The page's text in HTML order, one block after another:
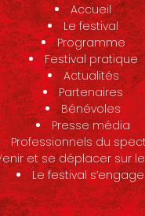
Accueil
Le festival
Programme
Festival pratique
Actualités
Partenaires
Bénévoles
Presse média
Professionnels du
et se déplacer sur
Le festival